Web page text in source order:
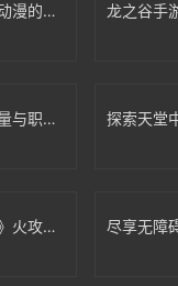
免费看《向日葵》动漫的最佳途径和资源分享
女性员工奉献的力量与职场价值的平衡探讨
陆逊的《夷陵之战》火攻考察：胜利背后的真实因素分析